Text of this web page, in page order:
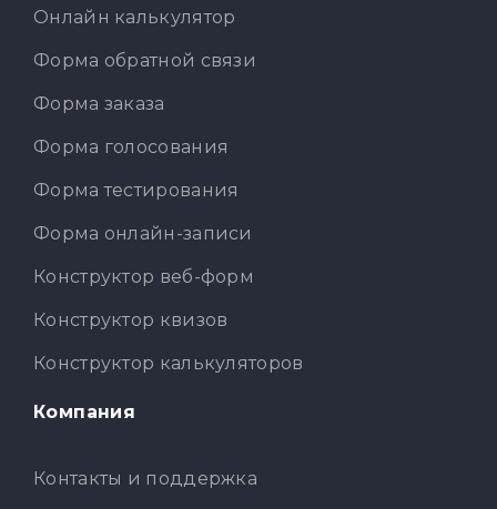
Онлайн калькулятор
Форма обратной связи
Форма заказа
Форма голосования
Форма тестирования
Форма онлайн-записи
Конструктор веб-форм
Конструктор квизов
Конструктор калькуляторов
Компания
Контакты и поддержка